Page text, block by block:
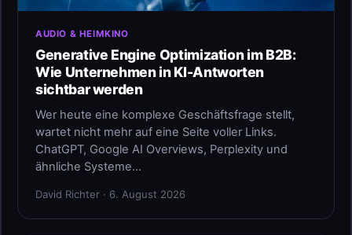
AUDIO & HEIMKINO
Generative Engine Optimization im B2B:
Wie Unternehmen in KI-Antworten
sichtbar werden
Wer heute eine komplexe Geschäftsfrage stellt,
wartet nicht mehr auf eine Seite voller Links.
ChatGPT, Google AI Overviews, Perplexity und
ähnliche Systeme…
David Richter · 6. August 2026